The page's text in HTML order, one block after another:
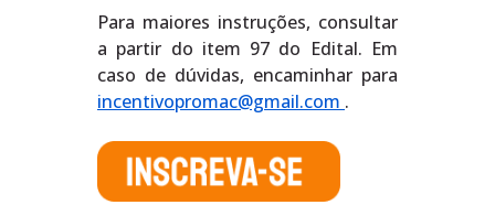
Para maiores instruções, consultar
a partir do item 97 do Edital. Em
caso de dúvidas, encaminhar para
incentivopromac@gmail.com .